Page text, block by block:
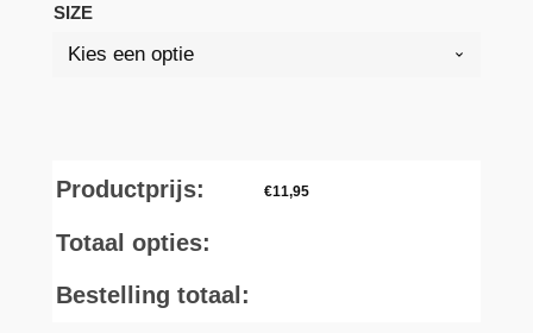
SIZE
Productprijs: €11,95
Totaal opties:
Bestelling totaal: